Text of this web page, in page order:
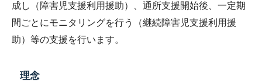
成し（障害児支援利用援助）、通所支援開始後、一定期
間ごとにモニタリングを行う（継続障害児支援利用援
助）等の支援を行います。
理念